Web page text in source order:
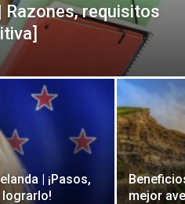
Razones, requisitos
| ¡Pasos,
mejor